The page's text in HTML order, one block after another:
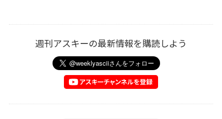
週刊アスキーの最新情報を購読しよう